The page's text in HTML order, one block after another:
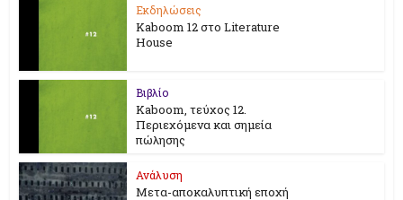
Εκδηλώσεις
Kaboom 12 στο Literature
House
Βιβλίο
Kaboom, τεύχος 12.
Περιεχόμενα και σημεία
πώλησης
Ανάλυση
Μετα-αποκαλυπτική εποχή